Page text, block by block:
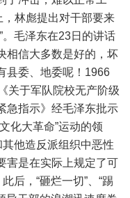
林彪提出对干部要来
。毛泽东在23日的讲话
相信大多数是好的，坏
县委、地委呢！1966
关于军队院校无产阶级
急指示》经毛泽东批示
化大革命”运动的领
其他造反派组织中恶性
害是在实际上规定了可
后，“砸烂一切”、“踢